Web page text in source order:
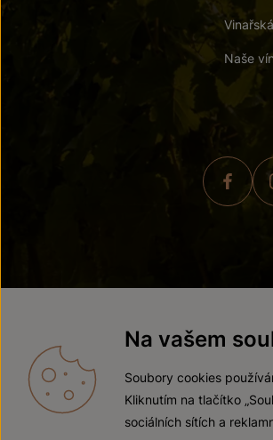
Naše
Na vašem
Soubory cookies
Kliknutím na tlačítko
sociálních sítích a